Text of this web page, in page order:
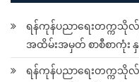
ရန်ကုန်ပညာရေးတက္ကသိုလ်
အထိမ်းအမှတ် စာစီစာကုံး နှ
ရန်ကုန်ပညာရေးတက္ကသိုလ်